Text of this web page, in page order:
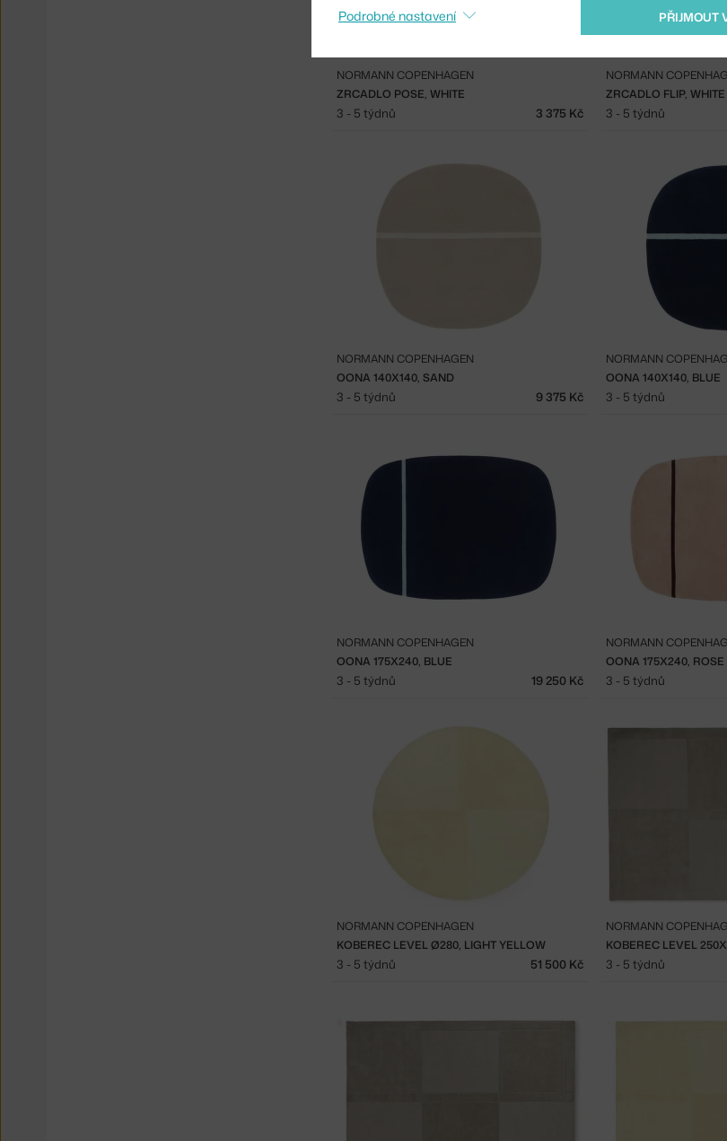
ZRCADLO POSE, WHITE
NORMANN COPENHAGEN
3 - 5 týdnů 3 375 Kč
ZRCADLO FLIP, WHITE
NORMANN
3 - 5 týdnů
OONA 140X140, SAND
NORMANN COPENHAGEN
3 - 5 týdnů 9 375 Kč
OONA 140X140, BLUE
NORMANN
3 - 5 týdnů
OONA 175X240, BLUE
NORMANN COPENHAGEN
3 - 5 týdnů 19 250 Kč
OONA 175X240, ROSE
NORMANN
3 - 5 týdnů
KOBEREC LEVEL Ø280, LIGHT YELLOW
NORMANN COPENHAGEN
3 - 5 týdnů 51 500 Kč
KOBEREC LEVEL
NORMANN
3 - 5 týdnů
PŘIJMOUT
Podrobné nastavení